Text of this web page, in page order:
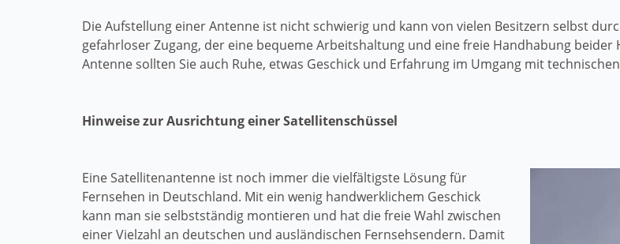
Die Aufstellung einer Antenne ist nicht schwierig und kann von vielen Besitzern selbst
gefahrloser Zugang, der eine bequeme Arbeitshaltung und eine freie Handhabung
Antenne sollten Sie auch Ruhe, etwas Geschick und Erfahrung im Umgang mit
Hinweise zur Ausrichtung einer Satellitenschüssel
Eine Satellitenantenne ist noch immer die vielfältigste Lösung für
Fernsehen in Deutschland. Mit ein wenig handwerklichem Geschick
kann man sie selbstständig montieren und hat die freie Wahl zwischen
einer Vielzahl an deutschen und ausländischen Fernsehsendern. Damit